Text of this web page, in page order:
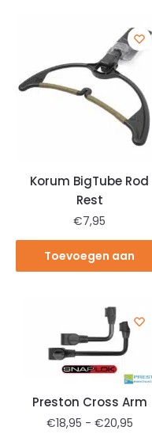
Korum BigTube Rod
Rest
€7,95
Toevoegen aan
Preston Cross Arm
€18,95 - €20,95